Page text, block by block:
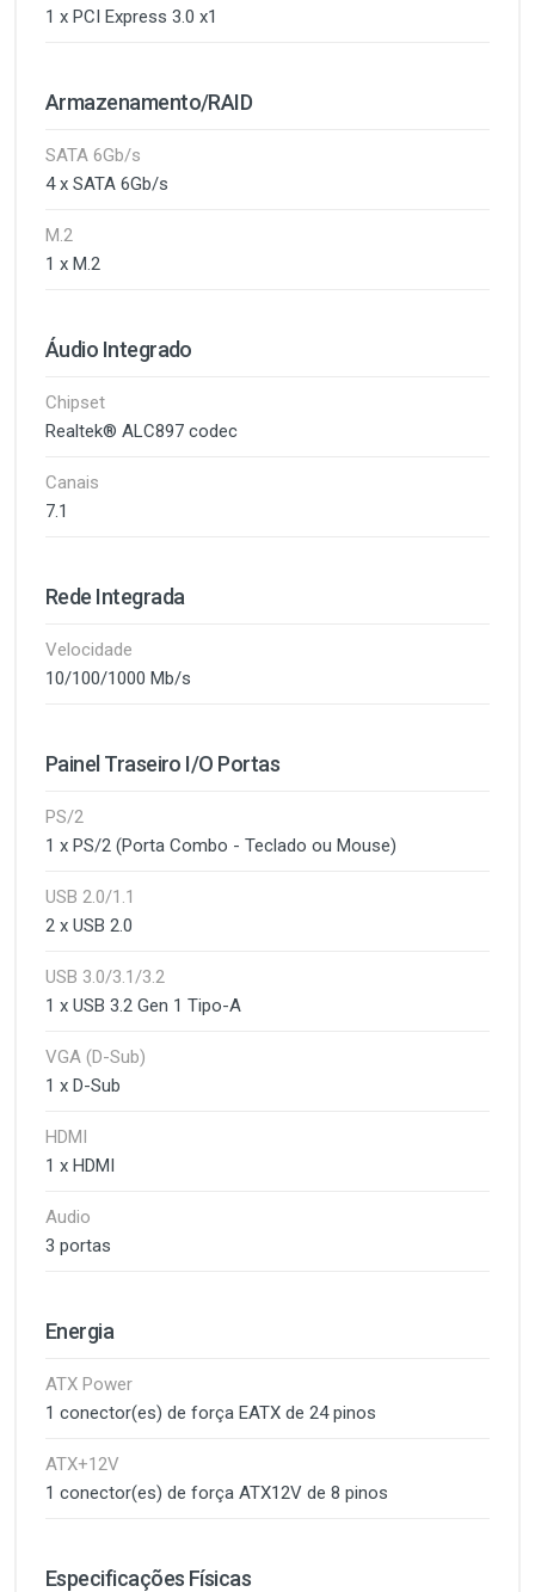
1 x PCI Express 3.0 x1
Armazenamento/RAID
SATA 6Gb/s
4 x SATA 6Gb/s
M.2
1 x M.2
Áudio Integrado
Chipset
Realtek® ALC897 codec
Canais
7.1
Rede Integrada
Velocidade
10/100/1000 Mb/s
Painel Traseiro I/O Portas
PS/2
1 x PS/2 (Porta Combo - Teclado ou Mouse)
USB 2.0/1.1
2 x USB 2.0
USB 3.0/3.1/3.2
1 x USB 3.2 Gen 1 Tipo-A
VGA (D-Sub)
1 x D-Sub
HDMI
1 x HDMI
Audio
3 portas
Energia
ATX Power
1 conector(es) de força EATX de 24 pinos
ATX+12V
1 conector(es) de força ATX12V de 8 pinos
Especificações Físicas